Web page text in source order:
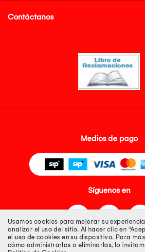
Contáctanos
Medios de pago
Síguenos en
Usamos cookies para mejorar su
analizar el uso del sitio. Al hacer clic en
el uso de cookies en su dispositivo. Para
cómo administrarlas o eliminarlas, lo